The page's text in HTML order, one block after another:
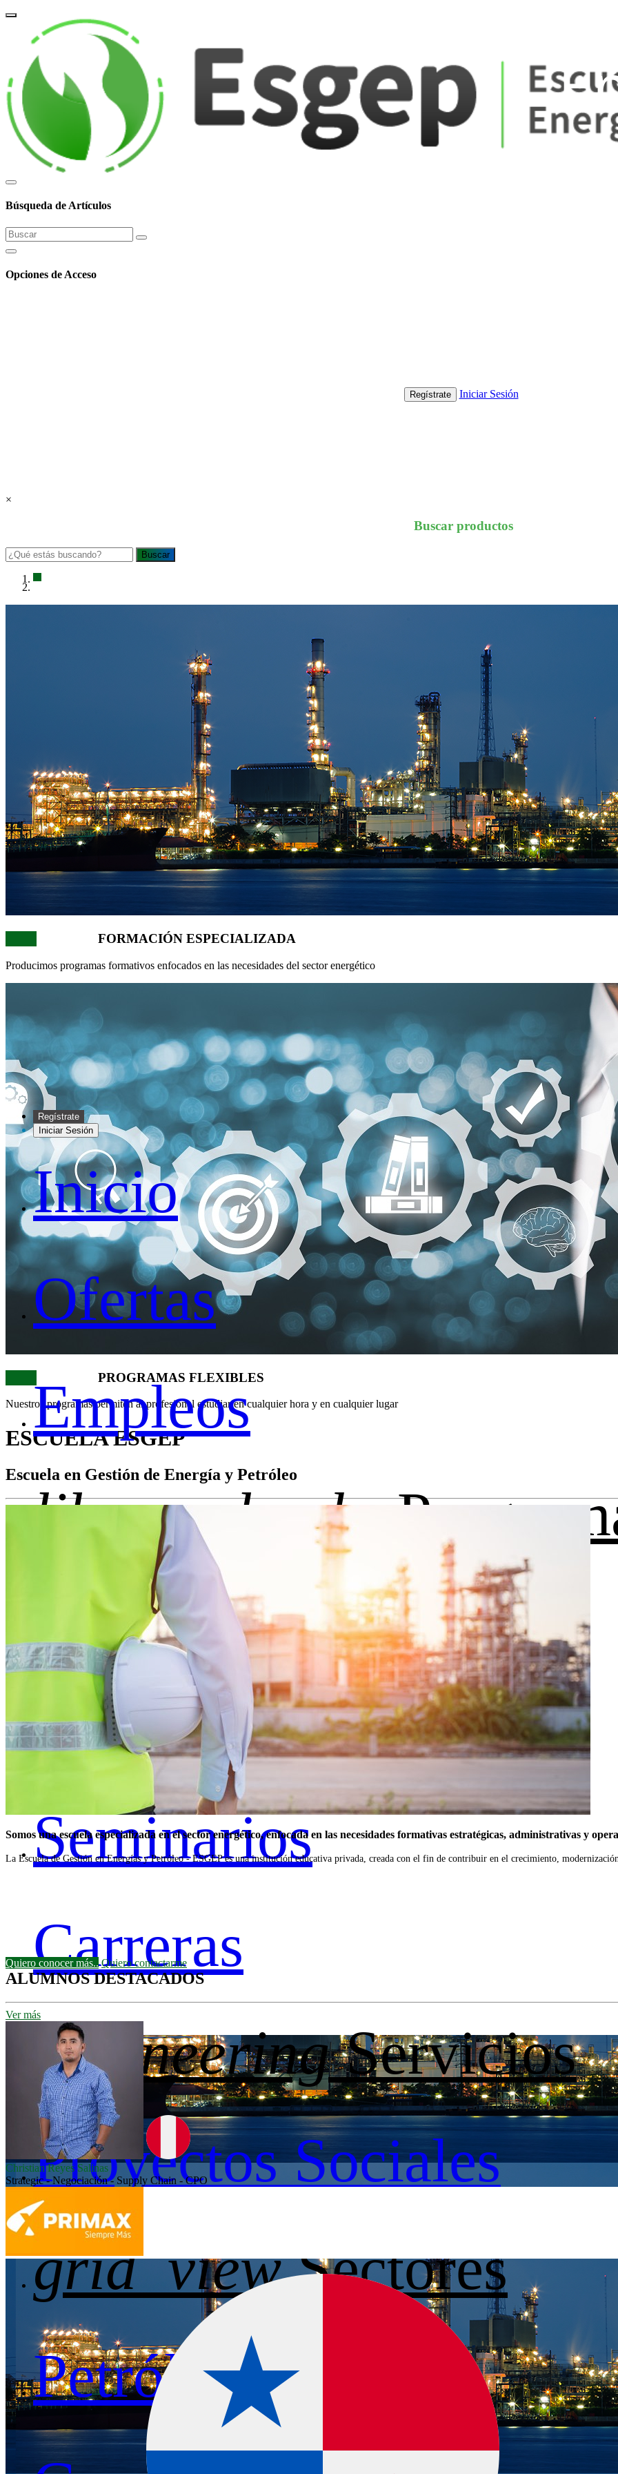
corporate_fare
Búsqueda de Artículos
Opciones de Acceso
Regístrate Iniciar Sesión
×
Buscar productos
Buscar
Regístrate
Iniciar Sesión
Inicio
Ofertas
Empleos
library_books
Cursos
Diplomas
Seminarios
Carreras
engineering Servicios
Proyectos Sociales
grid_view Sectores
Petróleo
FORMACIÓN ESPECIALIZADA
Producimos programas formativos enfocados en las necesidades del sector energético
PROGRAMAS FLEXIBLES
Nuestros programas permiten al profesional estudiar en cualquier hora y en cualquier lugar
Previous
Next
ESCUELA ESGEP
Escuela en Gestión de Energía y Petróleo
Somos una escuela especializada en el sector energético, enfocada en las necesidades formativas estratégicas, administrativas y
La Escuela de Gestión en Energías y Petróleo - ESGEP es una institución educativa privada, creada con el fin de contribuir en el crecimiento,
Quiero conocer más.. Quiero contactarme
ALUMNOS DESTACADOS
Ver más
Christian Reyes Salinas
Strategic - Negociación - Supply Chain - CPO